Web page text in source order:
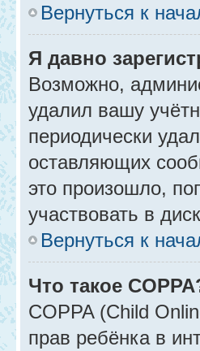
Вернуться к
Я давно
Возможно,
удалил вашу
периодически
оставляющих
это произошло,
участвовать в
Вернуться к
Что такое
COPPA (Child
прав ребёнка в